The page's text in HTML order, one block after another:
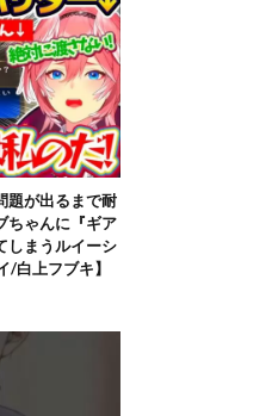
題が出るまで耐
ちゃんに『ギア
しまうルイーシ
白上フブキ】